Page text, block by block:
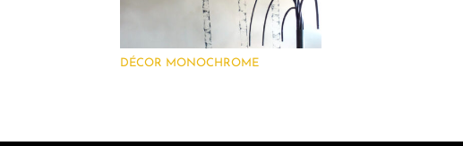
DÉCOR MONOCHROME